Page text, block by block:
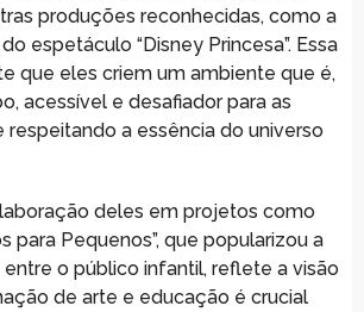
produções reconhecidas, como a
espetáculo “Disney Princesa”. Essa
que eles criem um ambiente que é,
acessível e desafiador para as
respeitando a essência do universo
deles em projetos como
para Pequenos”, que popularizou a
entre o público infantil, reflete a visão
de arte e educação é crucial